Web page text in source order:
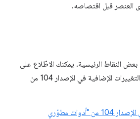
العنصر قبل اقتصاصه.
بعض النقاط الرئيسية. يمكنك الاطّلاع على
الروابط أدناه للاطّلاع على التغييرات الإضافية في الإصدار 104 من
الميزات الجديدة في الإصدار 104 من "أدوات مطوّري